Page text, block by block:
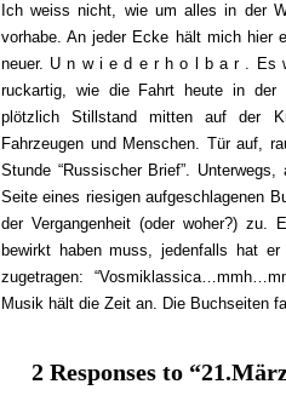
Ich weiss nicht, wie um alles in der
vorhabe. An jeder Ecke hält mich hier
neuer. U n w i e d e r h o l b a r . Es
ruckartig, wie die Fahrt heute in der
plötzlich Stillstand mitten auf der
Fahrzeugen und Menschen. Tür auf,
Stunde “Russischer Brief”.
Seite eines riesigen aufgeschlagenen
der Vergangenheit (oder woher?)
bewirkt haben muss, jedenfalls hat
zugetragen:
Musik hält die Zeit an. Die Buchseiten
2 Responses to